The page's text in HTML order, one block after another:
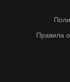
Правила